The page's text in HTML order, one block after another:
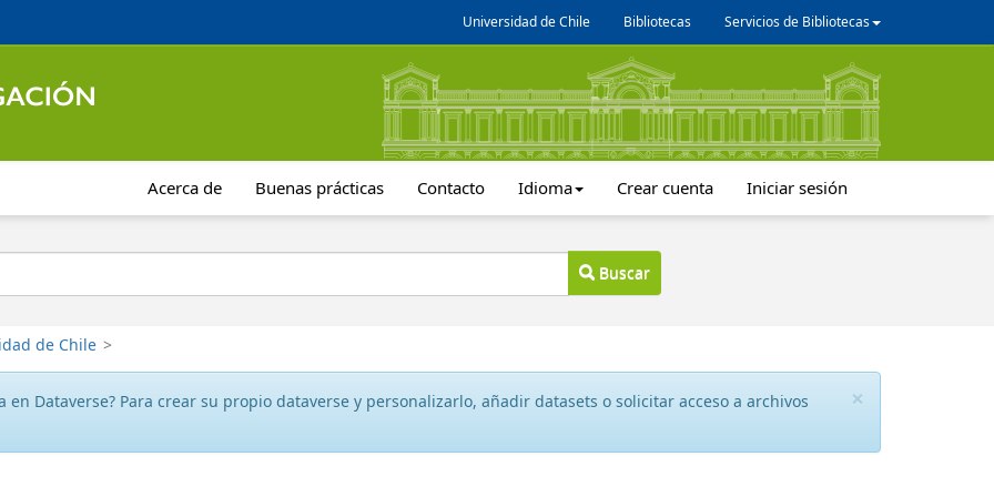
Universidad de Chile Bibliotecas Servicios de Bibliotecas
Acerca de Buenas prácticas Contacto Idioma Crear cuenta Iniciar sesión
Buscar
de Chile >
×
en Dataverse? Para crear su propio dataverse y personalizarlo, añadir datasets o solicitar acceso a archivos